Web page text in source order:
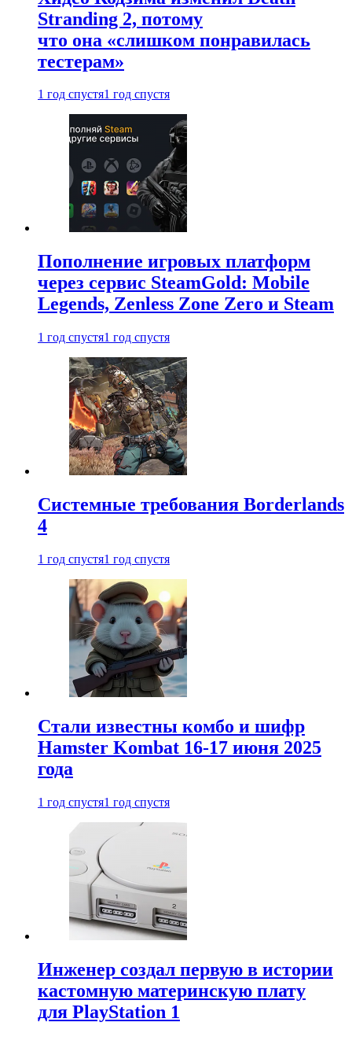
Stranding 2, потому
что она «слишком понравилась
тестерам»
1 год спустя1 год спустя
Пополнение игровых платформ
через сервис SteamGold: Mobile
Legends, Zenless Zone Zero и Steam
1 год спустя1 год спустя
Системные требования Borderlands
4
1 год спустя1 год спустя
Стали известны комбо и шифр
Hamster Kombat 16-17 июня 2025
года
1 год спустя1 год спустя
Инженер создал первую в истории
кастомную материнскую плату
для PlayStation 1